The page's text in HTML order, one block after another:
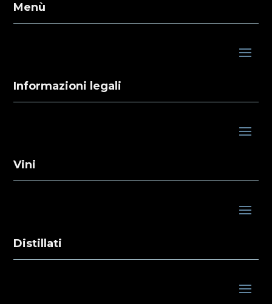
Menù
Informazioni legali
Vini
Distillati